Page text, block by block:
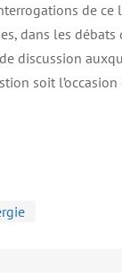
de ce
dans les débats
discussion
soit l’occasion